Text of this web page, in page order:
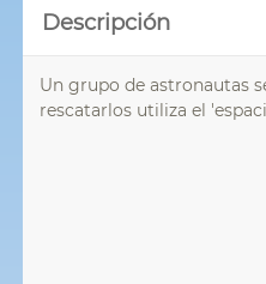
Descripción
Un grupo de astronautas
rescatarlos utiliza el